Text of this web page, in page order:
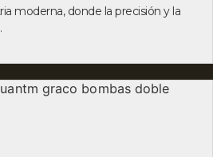
moderna, donde la precisión y la